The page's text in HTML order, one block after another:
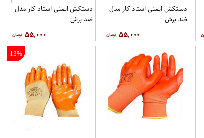
دستکش ایمنی استاد کار مدل
ضد برش
۵۵,۰۰۰
دستکش ایمنی استاد کار مدل
ضد برش
۵۵,۰۰۰
13%